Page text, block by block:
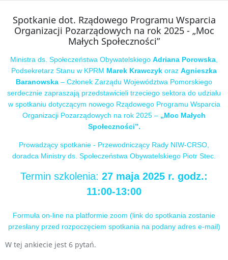
Spotkanie dot. Rządowego Programu Wsparcia
Organizacji Pozarządowych na rok 2025 - „Moc
Małych Społeczności”
Ministra ds. Społeczeństwa Obywatelskiego Adriana Porowska
Podsekretarz Stanu w KPRM Marek Krawczyk oraz Agnieszka
Baranowska – Członek Zarządu Województwa Pomorskiego
serdecznie zapraszają przedstawicieli trzeciego sektora do udziału
w spotkaniu dotyczącym nowego Rządowego Programu Wsparcia
Organizacji Pozarządowych na rok 2025 – „Moc Małych
Społeczności”.
Prowadzący spotkanie - Przewodniczący Rady NIW-CRSO,
doradca Ministry ds. Społeczeństwa Obywatelskiego Piotr Stec.
Termin szkolenia: 27 maja 2025 r. godz.:
11:00-13:00
Formuła on-line na platformie zoom (link do spotkania zostanie
przesłany przed rozpoczęciem spotkania na podany adres e-mail)
W tej ankiecie jest 6 pytań.